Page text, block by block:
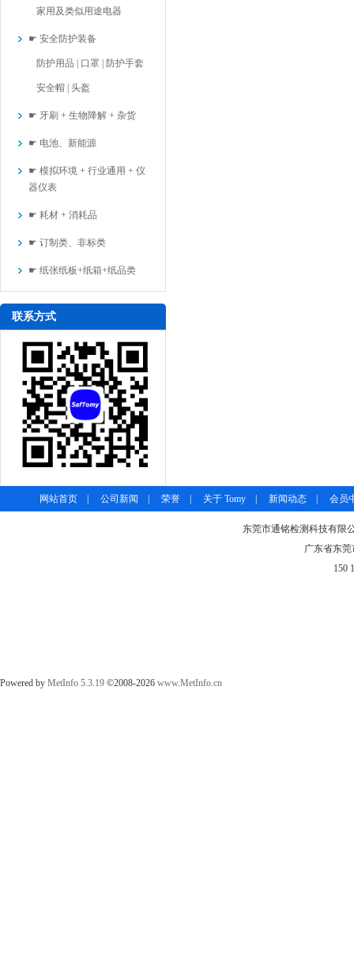
家用及类似用途电器
☛ 安全防护装备
防护用品 | 口罩 | 防护手套
安全帽 | 头盔
☛ 牙刷 + 生物降解 + 杂货
☛ 电池、新能源
☛ 模拟环境 + 行业通用 + 仪
器仪表
☛ 耗材 + 消耗品
☛ 订制类、非标类
☛ 纸张纸板+纸箱+纸品类
联系方式
网站首页 公司新闻 荣誉 关于 Tomy 新闻动态 会员
东莞市通铭检测科技有限
广东省东
150
Powered by MetInfo 5.3.19 ©2008-2026 www.MetInfo.cn